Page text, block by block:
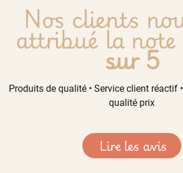
Nos clients
attribué la
sur 5
Produits de qualité • Service client réactif
qualité prix
Lire les avis